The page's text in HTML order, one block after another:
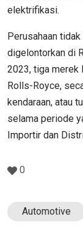
elektrifikasi.
Perusahaan
digelontorkan di
2023, tiga merek
Rolls-Royce,
kendaraan, atau
selama periode
Importir dan
0
Automotive